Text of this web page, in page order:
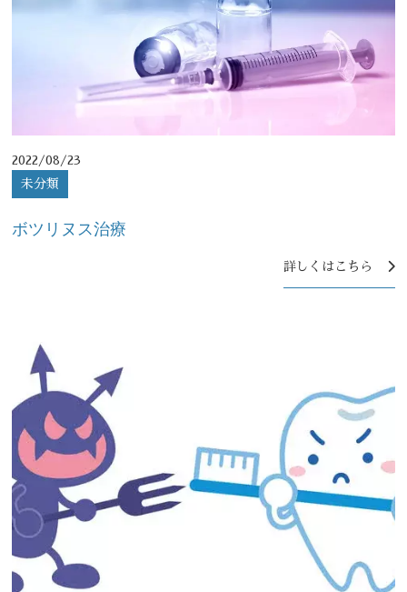
2022/08/23
未分類
ボツリヌス治療
詳しくはこちら